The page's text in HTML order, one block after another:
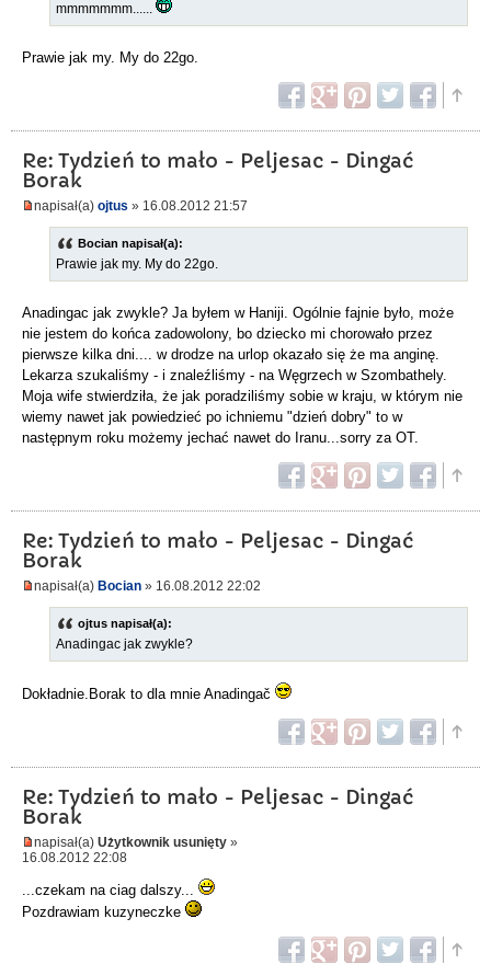
mmmmmmm......
Prawie jak my. My do 22go.
Re: Tydzień to mało - Peljesac - Dingać
Borak
napisał(a) ojtus » 16.08.2012 21:57
Bocian napisał(a):
Prawie jak my. My do 22go.
Anadingac jak zwykle? Ja byłem w Haniji. Ogólnie fajnie było, może
nie jestem do końca zadowolony, bo dziecko mi chorowało przez
pierwsze kilka dni.... w drodze na urlop okazało się że ma anginę.
Lekarza szukaliśmy - i znaleźliśmy - na Węgrzech w Szombathely.
Moja wife stwierdziła, że jak poradziliśmy sobie w kraju, w którym nie
wiemy nawet jak powiedzieć po ichniemu "dzień dobry" to w
następnym roku możemy jechać nawet do Iranu...sorry za OT.
Re: Tydzień to mało - Peljesac - Dingać
Borak
napisał(a) Bocian » 16.08.2012 22:02
ojtus napisał(a):
Anadingac jak zwykle?
Dokładnie.Borak to dla mnie Anadingač
Re: Tydzień to mało - Peljesac - Dingać
Borak
napisał(a) Użytkownik usunięty »
16.08.2012 22:08
...czekam na ciag dalszy...
Pozdrawiam kuzyneczke